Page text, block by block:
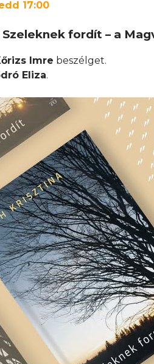
17:00
fordít – a
Imre beszélget.
Eliza.